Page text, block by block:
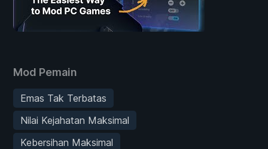
Mod Pemain
Emas Tak Terbatas
Nilai Kejahatan Maksimal
Kebersihan Maksimal